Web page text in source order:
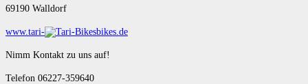
69190 Walldorf
www.tari- bikes.de
Nimm Kontakt zu uns auf!
Telefon 06227-359640